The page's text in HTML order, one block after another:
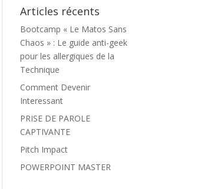
Articles récents
Bootcamp « Le Matos Sans
Chaos » : Le guide anti-geek
pour les allergiques de la
Technique
Comment Devenir
Interessant
PRISE DE PAROLE
CAPTIVANTE
Pitch Impact
POWERPOINT MASTER